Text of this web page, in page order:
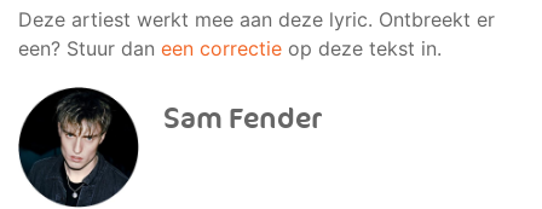
Deze artiest werkt mee aan deze lyric. Ontbreekt er
een? Stuur dan een correctie op deze tekst in.
Sam Fender